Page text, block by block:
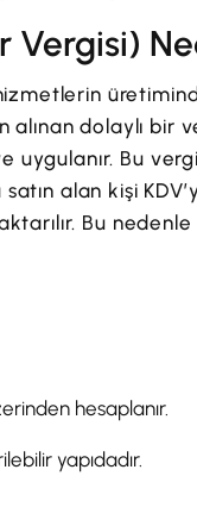
Vergisi)
dolaylı bir
uygulanır. Bu
alan kişi
Bu
hesaplanır.
yapıdadır.